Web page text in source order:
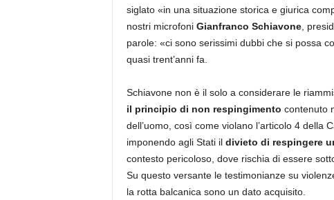
siglato «in una situazione storica e giurica
nostri microfoni Gianfranco Schiavone,
parole: «ci sono serissimi dubbi che si possa
quasi trent’anni fa.
Schiavone non è il solo a considerare le
il principio di non respingimento contenuto
dell’uomo, così come violano l’articolo 4 della
imponendo agli Stati il divieto di respingere
contesto pericoloso, dove rischia di essere
Su questo versante le testimonianze su
la rotta balcanica sono un dato acquisito.